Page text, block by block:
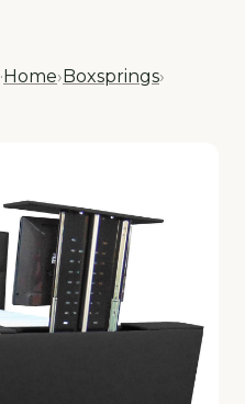
·Home›Boxsprings›